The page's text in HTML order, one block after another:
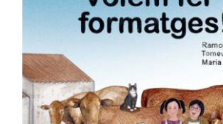
Puntuat
amb4.00
de 5
AFEGEIX A LA CISTELLA
/
DETALLS